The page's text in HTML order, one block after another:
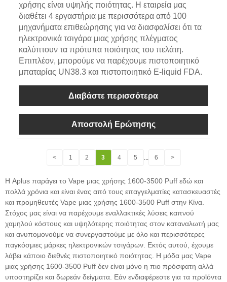
χρήσης είναι υψηλής ποιότητας. Η εταιρεία μας
διαθέτει 4 εργαστήρια με περισσότερα από 100
μηχανήματα επιθεώρησης για να διασφαλίσει ότι τα
ηλεκτρονικά τσιγάρα μιας χρήσης πλέγματος
καλύπτουν τα πρότυπα ποιότητας του πελάτη.
Επιπλέον, μπορούμε να παρέχουμε πιστοποιητικό
μπαταρίας UN38.3 και πιστοποιητικό E-liquid FDA.
Διαβάστε περισσότερα
Αποστολή Ερώτησης
< 1 2 3 4 5 ... 6 >
Η Aplus παράγει το Vape μιας χρήσης 1600-3500 Puff εδώ και
πολλά χρόνια και είναι ένας από τους επαγγελματίες κατασκευαστές
και προμηθευτές Vape μιας χρήσης 1600-3500 Puff στην Κίνα.
Στόχος μας είναι να παρέχουμε εναλλακτικές λύσεις καπνού
χαμηλού κόστους και υψηλότερης ποιότητας στον καταναλωτή μας
και ανυπομονούμε να συνεργαστούμε με όλο και περισσότερες
παγκόσμιες μάρκες ηλεκτρονικών τσιγάρων. Εκτός αυτού, έχουμε
λάβει κάποιο διεθνές πιστοποιητικό ποιότητας. Η μόδα μας Vape
μιας χρήσης 1600-3500 Puff δεν είναι μόνο η πιο πρόσφατη αλλά
υποστηρίζει και δωρεάν δείγματα. Εάν ενδιαφέρεστε για τα προϊόντα